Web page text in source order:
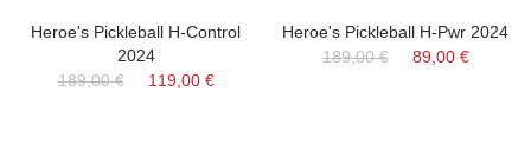
Heroe's Pickleball H-Control
2024
189,00 €
119,00 €
Heroe's Pickleball H-Pwr 2024
189,00 €
89,00 €